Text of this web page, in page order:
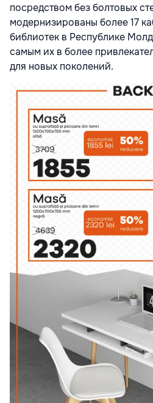
посредством без болтовых
модернизированы более 17
библиотек в Республике
самым их в более
для новых поколений.